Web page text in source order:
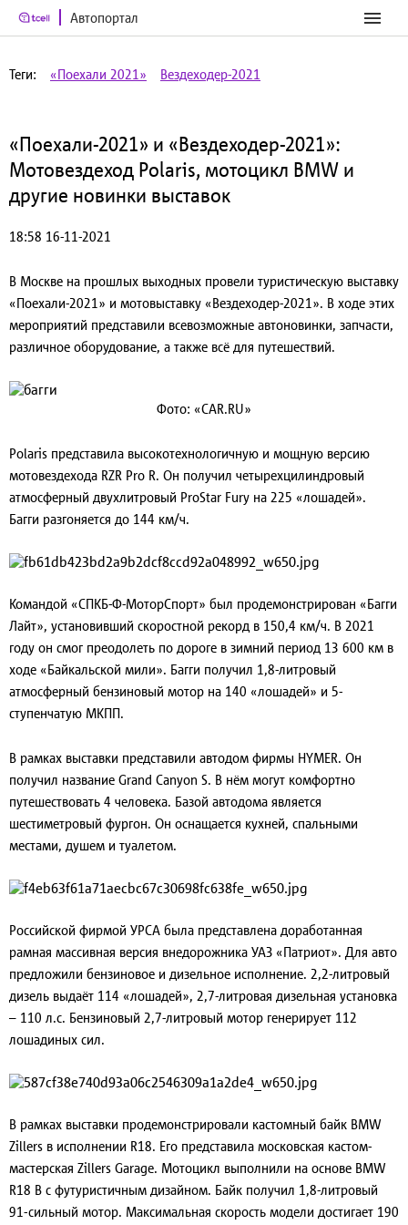
Автопортал
Теги: «Поехали 2021» Вездеходер-2021
«Поехали-2021» и «Вездеходер-2021»:
Мотовездеход Polaris, мотоцикл BMW и
другие новинки выставок
18:58 16-11-2021
В Москве на прошлых выходных провели туристическую выставку
«Поехали-2021» и мотовыставку «Вездеходер-2021». В ходе этих
мероприятий представили всевозможные автоновинки, запчасти,
различное оборудование, а также всё для путешествий.
Фото: «CAR.RU»
Polaris представила высокотехнологичную и мощную версию
мотовездехода RZR Pro R. Он получил четырехцилиндровый
атмосферный двухлитровый ProStar Fury на 225 «лошадей».
Багги разгоняется до 144 км/ч.
Командой «СПКБ-Ф-МоторСпорт» был продемонстрирован «Багги
Лайт», установивший скоростной рекорд в 150,4 км/ч. В 2021
году он смог преодолеть по дороге в зимний период 13 600 км в
ходе «Байкальской мили». Багги получил 1,8-литровый
атмосферный бензиновый мотор на 140 «лошадей» и 5-
ступенчатую МКПП.
В рамках выставки представили автодом фирмы HYMER. Он
получил название Grand Canyon S. В нём могут комфортно
путешествовать 4 человека. Базой автодома является
шестиметровый фургон. Он оснащается кухней, спальными
местами, душем и туалетом.
Российской фирмой УРСА была представлена доработанная
рамная массивная версия внедорожника УАЗ «Патриот». Для авто
предложили бензиновое и дизельное исполнение. 2,2-литровый
дизель выдаёт 114 «лошадей», 2,7-литровая дизельная установка
– 110 л.с. Бензиновый 2,7-литровый мотор генерирует 112
лошадиных сил.
В рамках выставки продемонстрировали кастомный байк BMW
Zillers в исполнении R18. Его представила московская кастом-
мастерская Zillers Garage. Мотоцикл выполнили на основе BMW
R18 B с футуристичным дизайном. Байк получил 1,8-литровый
91-сильный мотор. Максимальная скорость модели достигает 190